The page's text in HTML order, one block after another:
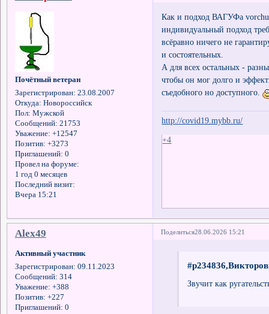
Почётный ветеран
Зарегистрирован: 23.08.2007
Откуда: Новороссийск
Пол: Мужской
Сообщений: 21753
Уважение: +12547
Позитив: +3273
Приглашений: 0
Провел на форуме:
1 год 0 месяцев
Последний визит:
Вчера 15:21
Как и подход ВАГУФа
индивидуальный подход
всёравно ничего не
и состоятельных.
А для всех остальных -
чтобы он мог долго и
съедобного но доступного.
http://covid19.mybb.ru/
+4
Поделиться28.06.2026 15:21
Alex49
Активный участник
Зарегистрирован: 09.11.2023
Сообщений: 314
Уважение: +388
Позитив: +227
Приглашений: 0
Звучит как